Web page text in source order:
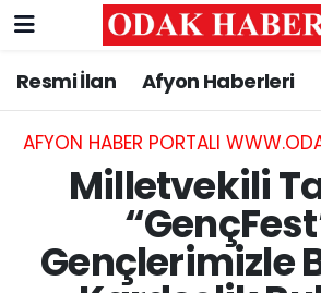
Resmi İlan Afyon Haberleri
AFYON HABER PORTALI
Milletvekili
Gençlerimizle
AFYONKARAHİSAR
Resmi İlan
ASAYİŞ
GÜNCEL
Nöbetçi Eczaneler
Hava Durumu
Trafik Durumu
Süper Lig Puan Durumu